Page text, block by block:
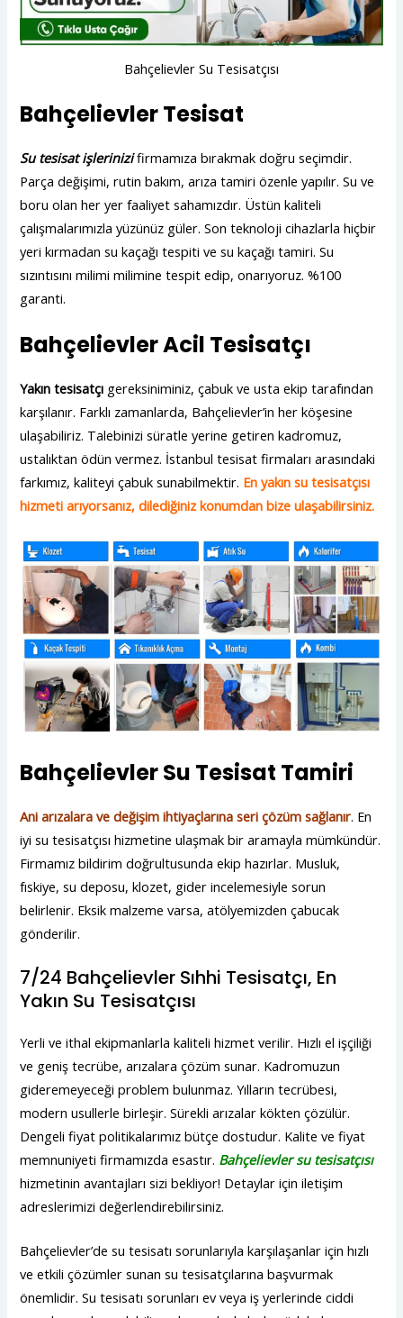
Bahçelievler Su Tesisatçısı
Bahçelievler Tesisat
Su tesisat işlerinizifirmamıza bırakmak doğru seçimdir.
Parça değişimi, rutin bakım, arıza tamiri özenle yapılır. Su ve
boru olan her yer faaliyet sahamızdır. Üstün kaliteli
çalışmalarımızla yüzünüz güler. Son teknoloji cihazlarla hiçbir
yeri kırmadan su kaçağı tespiti ve su kaçağı tamiri. Su
sızıntısını milimi milimine tespit edip, onarıyoruz. %100
garanti.
Bahçelievler Acil Tesisatçı
Yakın tesisatçı gereksiniminiz, çabuk ve usta ekip tarafından
karşılanır. Farklı zamanlarda, Bahçelievler’in her köşesine
ulaşabiliriz. Talebinizi süratle yerine getiren kadromuz,
ustalıktan ödün vermez. İstanbul tesisat firmaları arasındaki
farkımız, kaliteyi çabuk sunabilmektir. En yakın su tesisatçısı
hizmeti arıyorsanız, dilediğiniz konumdan bize ulaşabilirsiniz.
Bahçelievler Su Tesisat Tamiri
Ani arızalara ve değişim ihtiyaçlarına seri çözüm sağlanır. En
iyi su tesisatçısı hizmetine ulaşmak bir aramayla mümkündür.
Firmamız bildirim doğrultusunda ekip hazırlar. Musluk,
fıskiye, su deposu, klozet, gider incelemesiyle sorun
belirlenir. Eksik malzeme varsa, atölyemizden çabucak
gönderilir.
7/24 Bahçelievler Sıhhi Tesisatçı, En
Yakın Su Tesisatçısı
Yerli ve ithal ekipmanlarla kaliteli hizmet verilir. Hızlı el işçiliği
ve geniş tecrübe, arızalara çözüm sunar. Kadromuzun
gideremeyeceği problem bulunmaz. Yılların tecrübesi,
modern usullerle birleşir. Sürekli arızalar kökten çözülür.
Dengeli fiyat politikalarımız bütçe dostudur. Kalite ve fiyat
memnuniyeti firmamızda esastır. Bahçelievler su tesisatçısı
hizmetinin avantajları sizi bekliyor! Detaylar için iletişim
adreslerimizi değerlendirebilirsiniz.
Bahçelievler’de su tesisatı sorunlarıyla karşılaşanlar için hızlı
ve etkili çözümler sunan su tesisatçılarına başvurmak
önemlidir. Su tesisatı sorunları ev veya iş yerlerinde ciddi